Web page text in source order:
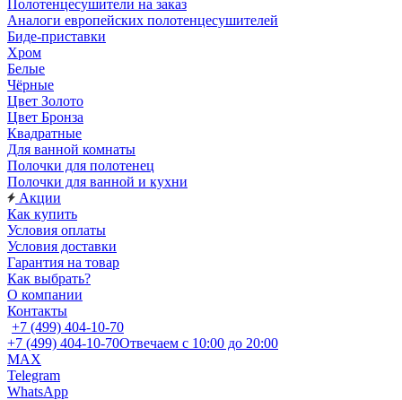
Полотенцесушители на заказ
Аналоги европейских полотенцесушителей
Биде-приставки
Хром
Белые
Чёрные
Цвет Золото
Цвет Бронза
Квадратные
Для ванной комнаты
Полочки для полотенец
Полочки для ванной и кухни
Акции
Как купить
Условия оплаты
Условия доставки
Гарантия на товар
Как выбрать?
О компании
Контакты
+7 (499) 404-10-70
+7 (499) 404-10-70Отвечаем с 10:00 до 20:00
MAX
Telegram
WhatsApp